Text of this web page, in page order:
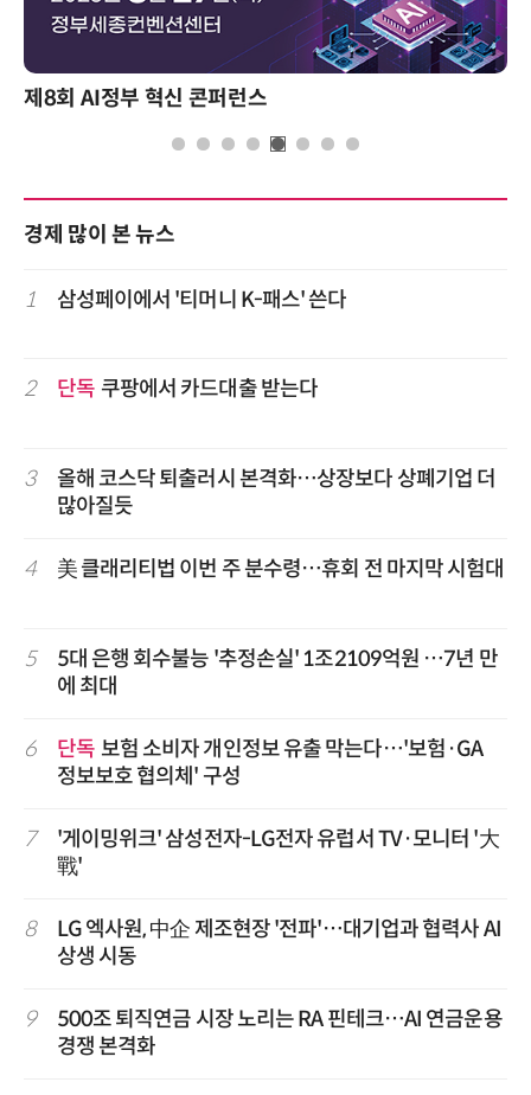
제8회 AI정부 혁신 콘퍼런스
경제 많이 본 뉴스
1 삼성페이에서 '티머니 K-패스' 쓴다
2 단독 쿠팡에서 카드대출 받는다
3
올해 코스닥 퇴출러시 본격화…상장보다 상폐기업 더
많아질듯
4 美 클래리티법 이번 주 분수령…휴회 전 마지막 시험대
5
5대 은행 회수불능 '추정손실' 1조2109억원 …7년 만
에 최대
6 단독 보험 소비자 개인정보 유출 막는다…'보험·GA
정보보호 협의체' 구성
7
'게이밍위크' 삼성전자-LG전자 유럽서 TV·모니터 '大
戰'
8
LG 엑사원, 中企 제조현장 '전파'…대기업과 협력사 AI
상생 시동
9
500조 퇴직연금 시장 노리는 RA 핀테크…AI 연금운용
경쟁 본격화